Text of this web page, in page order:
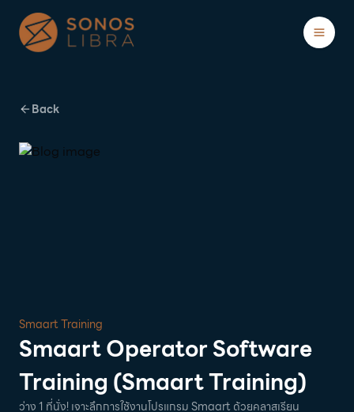
Showcases
About
Back
Smaart Training
Smaart Operator Software
Training (Smaart Training)
ว่าง 1 ที่นั่ง! เจาะลึกการใช้งานโปรแกรม Smaart ด้วยคลาสเรียน